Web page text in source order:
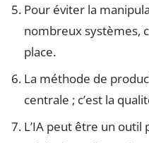
Pour éviter la
nombreux systèmes,
place.
La méthode de
centrale ; c’est la
L’IA peut être un